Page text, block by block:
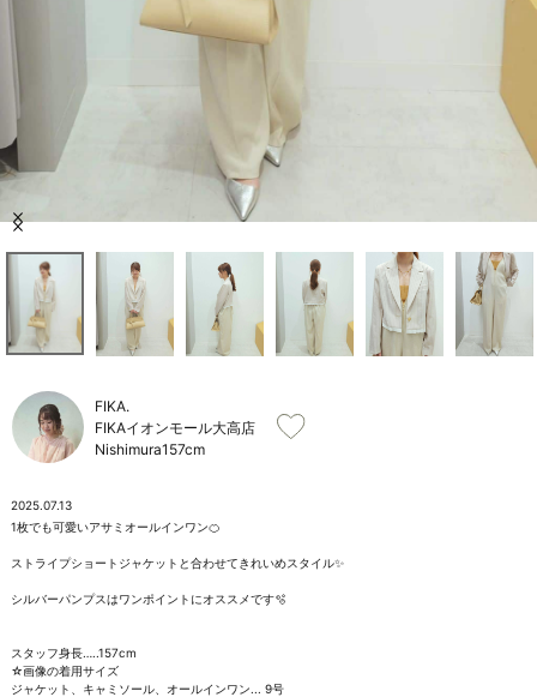
ブランド一覧
サイズガイド
ご利用ガイド/ヘルプ
Item
FIKA.
FIKAイオンモール大高店
Nishimura157cm
2025.07.13
1枚でも可愛いアサミオールインワン🍊
ストライプショートジャケットと合わせてきれいめスタイル✨️
シルバーパンプスはワンポイントにオススメです🫧
スタッフ身長…..157cm
☆画像の着用サイズ
ジャケット、キャミソール、オールインワン... 9号